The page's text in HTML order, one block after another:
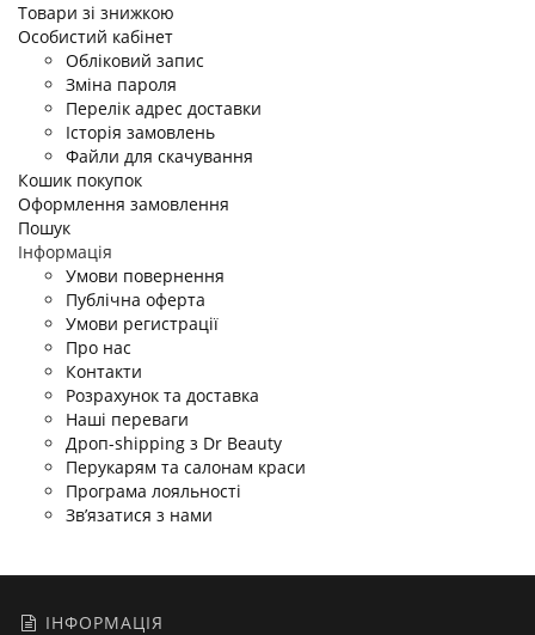
Товари зі знижкою
Особистий кабінет
Обліковий запис
Зміна пароля
Перелік адрес доставки
Історія замовлень
Файли для скачування
Кошик покупок
Оформлення замовлення
Пошук
Інформація
Умови повернення
Публічна оферта
Умови регистрації
Про нас
Контакти
Розрахунок та доставка
Наші переваги
Дроп-shipping з Dr Beauty
Перукарям та салонам краси
Програма лояльності
Зв’язатися з нами
ІНФОРМАЦІЯ